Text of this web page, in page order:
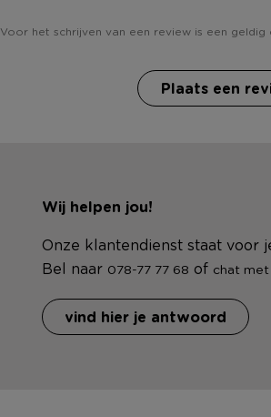
Voor het schrijven van een review is een
Plaats een
Wij helpen jou!
Onze klantendienst staat voor
Bel naar 078-77 77 68 of chat met
vind hier je antwoord